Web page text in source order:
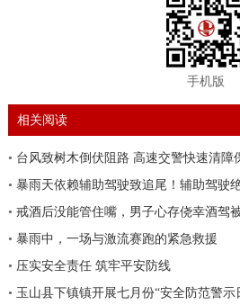
手机版
相关阅读
• 台风致树木倒伏阻路 高速交警快速清障
• 暴雨天依赖辅助驾驶致追尾！辅助驾驶
• 戒酒后没能管住嘴，男子心存侥幸酒驾
• 暴雨中，一场与激流赛跑的紧急救援
• 压实安全责任 筑牢平安防线
• 玉山县下镇镇开展七月份“安全防范警示